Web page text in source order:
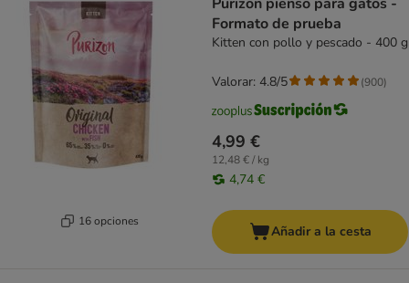
16 opciones
Formato de prueba
Kitten con pollo y pescado - 400 g
4,99 €
12,48 € / kg
4,74 €
Valorar: 4.8/5 (900)
Añadir a la cesta